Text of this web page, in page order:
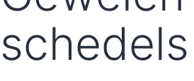
schedels